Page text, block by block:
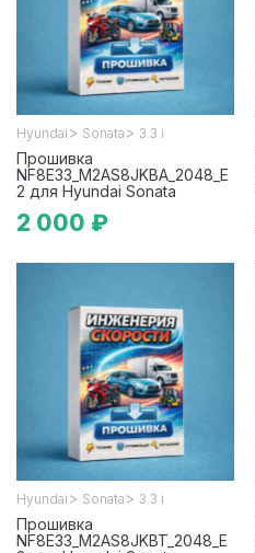
Hyundai > Sonata > 3.3 i
Прошивка
NF8E33_M2AS8JKBA_2048_E
2 для Hyundai Sonata
2 000 ₽
Hyundai > Sonata > 3.3 i
Прошивка
NF8E33_M2AS8JKBT_2048_E